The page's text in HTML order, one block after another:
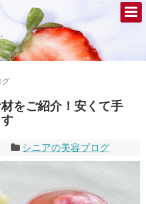
グ
をご紹介！安くて手
シニアの美容ブログ